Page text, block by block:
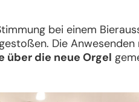
bei einem
Die Anwesenden
über die neue Orgel